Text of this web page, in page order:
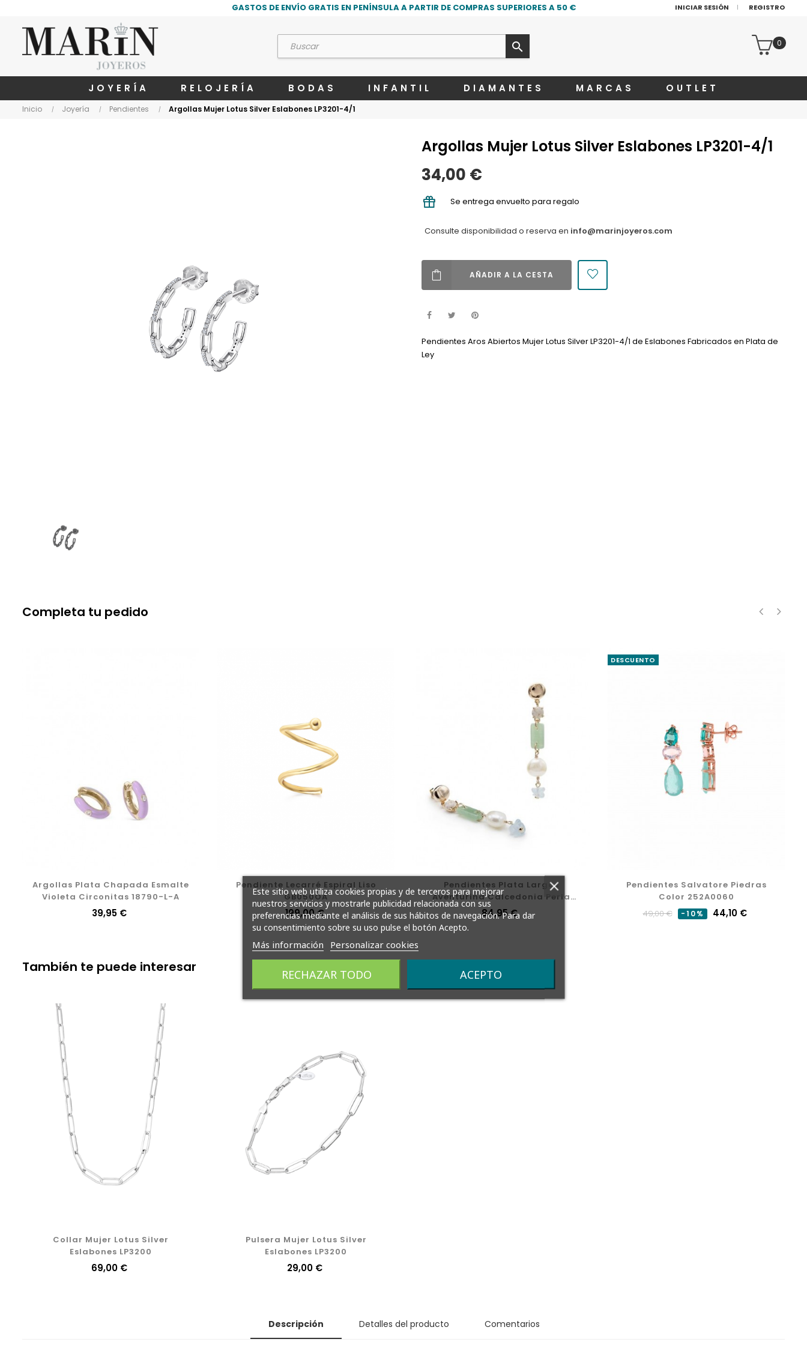
GASTOS DE ENVÍO GRATIS EN PENÍNSULA A PARTIR DE COMPRAS SUPERIORES A 50 € INICIAR SESIÓN REGISTRO
search 0
JOYERÍA RELOJERÍA BODAS INFANTIL DIAMANTES MARCAS OUTLET
Inicio Joyería Pendientes Argollas Mujer Lotus Silver Eslabones LP3201-4/1
Argollas Mujer Lotus Silver Eslabones LP3201-4/1
34,00 €
Se entrega envuelto para regalo
Consulte disponibilidad o reserva en info@marinjoyeros.com
AÑADIR A LA CESTA
Pendientes Aros Abiertos Mujer Lotus Silver LP3201-4/1 de Eslabones Fabricados en Plata de
Ley
Completa tu pedido
Argollas Plata Chapada Esmalte
Violeta Circonitas 18790-L-A
Precio
39,95 €
Pendiente Lecarré Espiral Liso
GB050OA
Precio
199,00 €
Pendientes Plata Largos
Aventurina Calcedonia Perla
Barroca 18436-A
Precio
84,95 €
DESCUENTO
Pendientes Salvatore Piedras
Color 252A0060
Precio
49,00 € -10% Precio
44,10 €
También te puede interesar
Collar Mujer Lotus Silver
Eslabones LP3200
Precio
69,00 €
Pulsera Mujer Lotus Silver
Eslabones LP3200
Precio
29,00 €
Descripción Detalles del producto Comentarios
Este sitio web utiliza cookies propias y de terceros para mejorar
nuestros servicios y mostrarle publicidad relacionada con sus
preferencias mediante el análisis de sus hábitos de navegación. Para dar
su consentimiento sobre su uso pulse el botón Acepto.
Más información Personalizar cookies
RECHAZAR TODO ACEPTO